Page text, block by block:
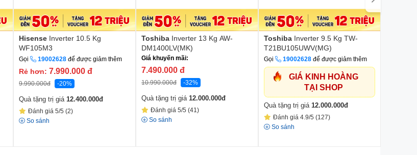
Hisense Inverter 10.5 Kg
WF105M3
Gọi 19002628 để được giảm thêm
Rẻ hơn: 7.990.000 đ
9.990.000đ -20%
Quà tặng trị giá 12.400.000đ
Đánh giá 5/5 (2)
So sánh
Toshiba Inverter 13 Kg AW-
DM1400LV(MK)
Giá khuyến mãi:
7.490.000 đ
10.990.000đ -32%
Quà tặng trị giá 12.000.000đ
Đánh giá 5/5 (41)
So sánh
Toshiba Inverter 9.5 Kg TW-
T21BU105UWV(MG)
Gọi 19002628 để được giảm thêm
GIÁ KINH HOÀNG
TẠI SHOP
Quà tặng trị giá 12.000.000đ
Đánh giá 4.9/5 (127)
So sánh